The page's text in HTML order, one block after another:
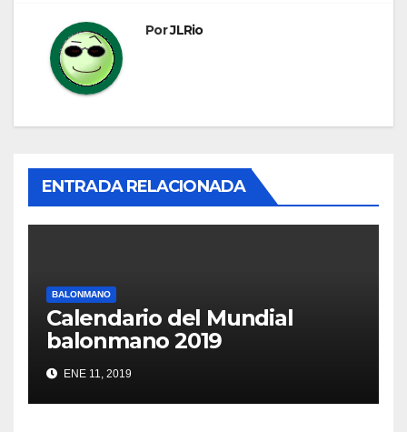
PorJLRio
ENTRADA RELACIONADA
BALONMANO
Calendario del Mundial
balonmano 2019
ENE 11, 2019